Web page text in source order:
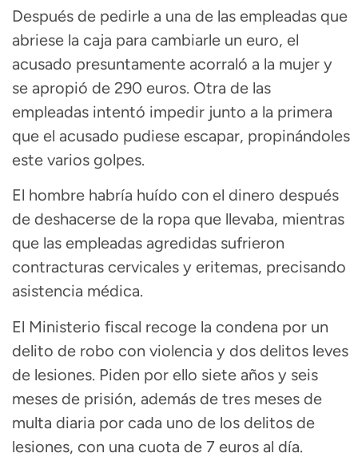
Después de pedirle a una de las empleadas que
abriese la caja para cambiarle un euro, el
acusado presuntamente acorraló a la mujer y
se apropió de 290 euros. Otra de las
empleadas intentó impedir junto a la primera
que el acusado pudiese escapar, propinándoles
este varios golpes.
El hombre habría huído con el dinero después
de deshacerse de la ropa que llevaba, mientras
que las empleadas agredidas sufrieron
contracturas cervicales y eritemas, precisando
asistencia médica.
El Ministerio fiscal recoge la condena por un
delito de robo con violencia y dos delitos leves
de lesiones. Piden por ello siete años y seis
meses de prisión, además de tres meses de
multa diaria por cada uno de los delitos de
lesiones, con una cuota de 7 euros al día.